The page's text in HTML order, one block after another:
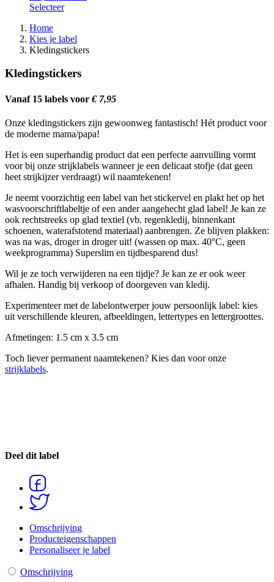
Selecteer
Kruimelpad
Home
Kies je label
Kledingstickers
Kledingstickers
Vanaf 15 labels voor € 7,95
Onze kledingstickers zijn gewoonweg fantastisch! Hét product voor
de moderne mama/papa!
Het is een superhandig product dat een perfecte aanvulling vormt
voor bij onze strijklabels wanneer je een delicaat stofje (dat geen
heet strijkijzer verdraagt) wil naamtekenen!
Je neemt voorzichtig een label van het stickervel en plakt het op het
wasvoorschriftlabeltje of een ander aangehecht glad label! Je kan ze
ook rechtstreeks op glad textiel (vb. regenkledij, binnenkant
schoenen, waterafstotend materiaal) aanbrengen. Ze blijven plakken:
was na was, droger in droger uit! (wassen op max. 40°C, geen
weekprogramma) Superslim en tijdbesparend dus!
Wil je ze toch verwijderen na een tijdje? Je kan ze er ook weer
afhalen. Handig bij verkoop of doorgeven van kledij.
Experimenteer met de labelontwerper jouw persoonlijk label: kies
uit verschillende kleuren, afbeeldingen, lettertypes en lettergroottes.
Afmetingen: 1.5 cm x 3.5 cm
Toch liever permanent naamtekenen? Kies dan voor onze
strijklabels.
Deel dit label
Share
on
on
Twitter
Omschrijving
Producteigenschappen
Personaliseer je label
Omschrijving